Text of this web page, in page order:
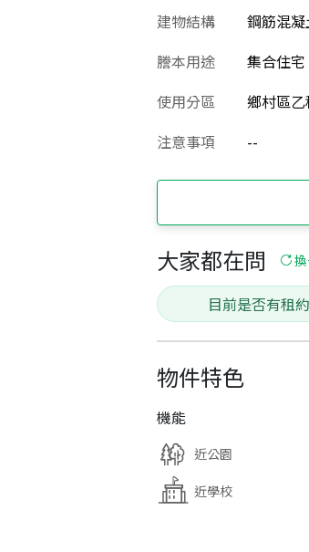
建物結構 鋼筋混凝
謄本用途
集合住宅
使用分區
鄉村區
注意事項
--
大家都在問
目前是否有租
物件特色
機能
近公園
近學校